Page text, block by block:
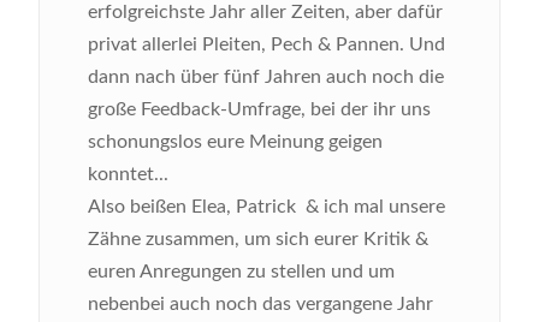
erfolgreichste Jahr aller Zeiten, aber dafür
privat allerlei Pleiten, Pech & Pannen. Und
dann nach über fünf Jahren auch noch die
große Feedback-Umfrage, bei der ihr uns
schonungslos eure Meinung geigen
konntet...
Also beißen Elea, Patrick & ich mal unsere
Zähne zusammen, um sich eurer Kritik &
euren Anregungen zu stellen und um
nebenbei auch noch das vergangene Jahr